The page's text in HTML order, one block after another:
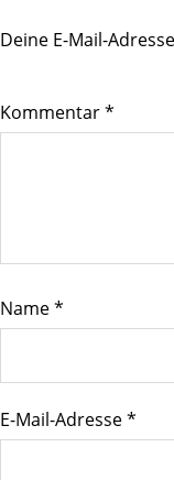
Deine E-Mail-
Kommentar*
Name*
E-Mail-Adresse*